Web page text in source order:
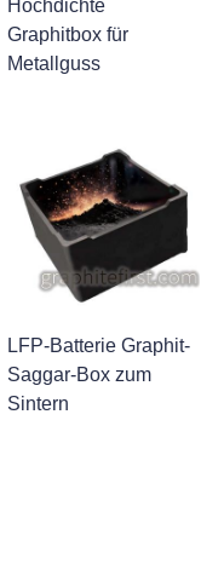
Hochdichte
Graphitbox für
Metallguss
LFP-Batterie Graphit-
Saggar-Box zum
Sintern